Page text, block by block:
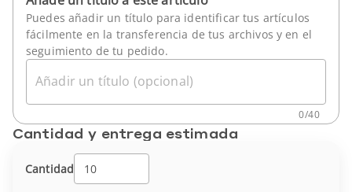
Puedes añadir un título para identificar tus artículos
fácilmente en la transferencia de tus archivos y en el
seguimiento de tu pedido.
Añadir un título (opcional)
0/40
Cantidad y entrega estimada
Cantidad